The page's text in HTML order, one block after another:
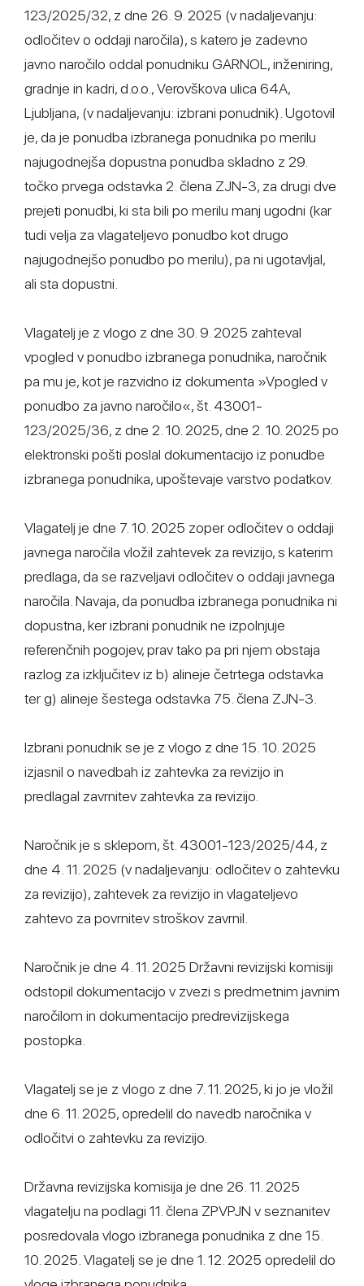
123/2025/32, z dne 26. 9. 2025 (v nadaljevanju:
odločitev o oddaji naročila), s katero je zadevno
javno naročilo oddal ponudniku GARNOL, inženiring,
gradnje in kadri, d.o.o., Verovškova ulica 64A,
Ljubljana, (v nadaljevanju: izbrani ponudnik). Ugotovil
je, da je ponudba izbranega ponudnika po merilu
najugodnejša dopustna ponudba skladno z 29.
točko prvega odstavka 2. člena ZJN-3, za drugi dve
prejeti ponudbi, ki sta bili po merilu manj ugodni (kar
tudi velja za vlagateljevo ponudbo kot drugo
najugodnejšo ponudbo po merilu), pa ni ugotavljal,
ali sta dopustni.
Vlagatelj je z vlogo z dne 30. 9. 2025 zahteval
vpogled v ponudbo izbranega ponudnika, naročnik
pa mu je, kot je razvidno iz dokumenta »Vpogled v
ponudbo za javno naročilo«, št. 43001-
123/2025/36, z dne 2. 10. 2025, dne 2. 10. 2025 po
elektronski pošti poslal dokumentacijo iz ponudbe
izbranega ponudnika, upoštevaje varstvo podatkov.
Vlagatelj je dne 7. 10. 2025 zoper odločitev o oddaji
javnega naročila vložil zahtevek za revizijo, s katerim
predlaga, da se razveljavi odločitev o oddaji javnega
naročila. Navaja, da ponudba izbranega ponudnika ni
dopustna, ker izbrani ponudnik ne izpolnjuje
referenčnih pogojev, prav tako pa pri njem obstaja
razlog za izključitev iz b) alineje četrtega odstavka
ter g) alineje šestega odstavka 75. člena ZJN-3.
Izbrani ponudnik se je z vlogo z dne 15. 10. 2025
izjasnil o navedbah iz zahtevka za revizijo in
predlagal zavrnitev zahtevka za revizijo.
Naročnik je s sklepom, št. 43001-123/2025/44, z
dne 4. 11. 2025 (v nadaljevanju: odločitev o zahtevku
za revizijo), zahtevek za revizijo in vlagateljevo
zahtevo za povrnitev stroškov zavrnil.
Naročnik je dne 4. 11. 2025 Državni revizijski komisiji
odstopil dokumentacijo v zvezi s predmetnim javnim
naročilom in dokumentacijo predrevizijskega
postopka.
Vlagatelj se je z vlogo z dne 7. 11. 2025, ki jo je vložil
dne 6. 11. 2025, opredelil do navedb naročnika v
odločitvi o zahtevku za revizijo.
Državna revizijska komisija je dne 26. 11. 2025
vlagatelju na podlagi 11. člena ZPVPJN v seznanitev
posredovala vlogo izbranega ponudnika z dne 15.
10. 2025. Vlagatelj se je dne 1. 12. 2025 opredelil do